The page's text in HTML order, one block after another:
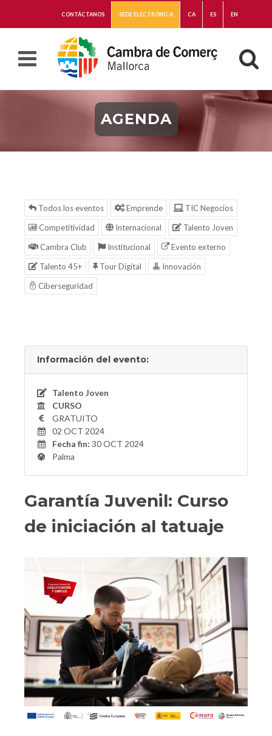
CONTÁCTANOS SEDE ELECTRÓNICA CA ES EN
AGENDA
Todos los eventos Emprende
TIC Negocios
Competitividad
Internacional
Talento Joven
Cambra Club
Institucional
Evento externo
Talento 45+
Tour Digital
Innovación
Ciberseguridad
Información del evento:
Talento Joven
CURSO
GRATUITO
02 OCT 2024
Fecha fin: 30 OCT 2024
Palma
Garantía Juvenil: Curso
de iniciación al tatuaje